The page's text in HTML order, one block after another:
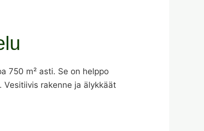
750 m² asti. Se on helppo
rakenne ja älykkäät